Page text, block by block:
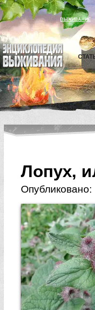
ВЫЖИВАНИЕ
Лопух,
Опубликовано: